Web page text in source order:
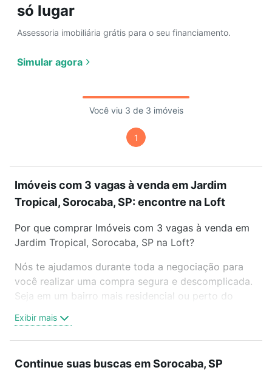
só lugar
Assessoria imobiliária grátis para o seu financiamento.
Simular agora
Você viu 3 de 3 imóveis
1
Imóveis com 3 vagas à venda em Jardim
Tropical, Sorocaba, SP: encontre na Loft
Por que comprar Imóveis com 3 vagas à venda em
Jardim Tropical, Sorocaba, SP na Loft?
Nós te ajudamos durante toda a negociação para
você realizar uma compra segura e descomplicada.
Seja em um bairro mais residencial ou perto do
oferta ideal de Imóveis com 3 vagas à venda em
Jardim Tropical, Sorocaba, SP para conquistar seu
videochamada, é grátis, sem compromisso e você
Exibir mais
Continue suas buscas em Sorocaba, SP